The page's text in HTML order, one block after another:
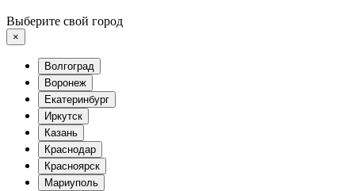
Выберите свой город
×
Волгоград
Воронеж
Екатеринбург
Иркутск
Казань
Краснодар
Красноярск
Мариуполь